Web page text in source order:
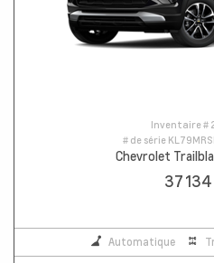
Inventaire #
# de série
Chevrolet
37
Automatique